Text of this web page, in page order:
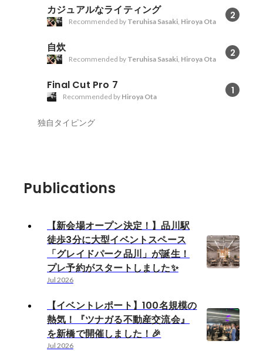
カジュアルなライティング 2
Recommended by Teruhisa Sasaki, Hiroya Ota
自炊 2
Recommended by Teruhisa Sasaki, Hiroya Ota
Final Cut Pro 7 1
Recommended by Hiroya Ota
独自タイピング
Publications
【新会場オープン決定！】品川駅
徒歩3分に大型イベントスペース
「グレイドパーク品川」が誕生！
プレ予約がスタートしました✨
Jul 2026
【イベントレポート】100名規模の
熱気！『ツナガる不動産交流会』
を新橋で開催しました！🎉
Jul 2026